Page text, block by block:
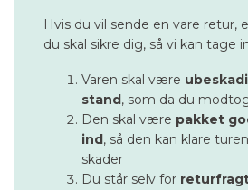
Hvis du vil sende en vare retur,
du skal sikre dig, så vi kan tage
Varen skal være
stand, som da du
Den skal være pakket
ind, så den kan klare
skader
Du står selv for